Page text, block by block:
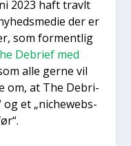
2023 haft travlt
der er
som for­ment­lig
Debri­ef med
alle ger­ne vil
om, at The Debri­
og et „nicheweb­s­